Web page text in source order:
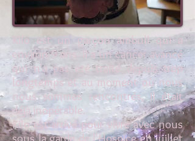
Kilo est un garçon ambull qui a
environ 9 ans. Il a un cancer avancé
qui n'a pas été traité depuis trop
longtemps et au moment où nous
nous sommes rencontrés, il était
déjà inopérable.
Kilo est arrivé pour vivre avec nous